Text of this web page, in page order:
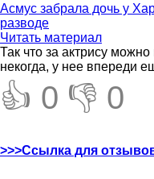
Асмус забрала дочь у
разводе
Читать материал
Так что за актрису
некогда, у нее впереди
👍 0 👎 0
>>>Ссылка для